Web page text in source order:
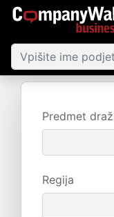
Predmet
Regija